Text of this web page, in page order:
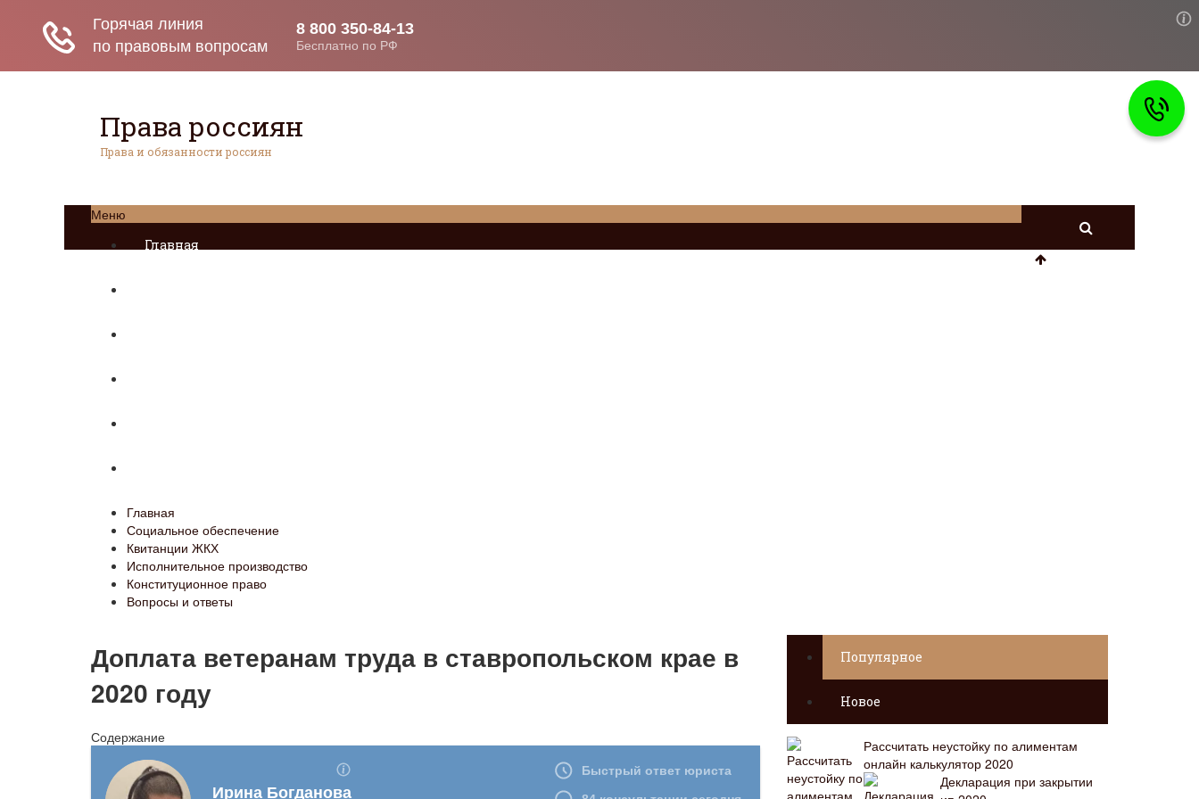
Права россиян
Права и обязанности россиян
Меню
Главная
Главная
Социальное обеспечение
Квитанции ЖКХ
Исполнительное производство
Конституционное право
Вопросы и ответы
Доплата ветеранам труда в ставропольском крае в
2020 году
Содержание
Популярное
Новое
Рассчитать неустойку по алиментам
онлайн калькулятор 2020
Декларация при закрытии